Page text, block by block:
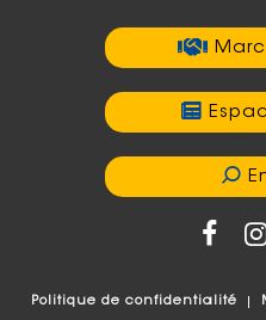
Politique de confidentialité